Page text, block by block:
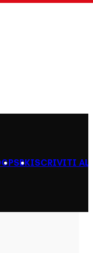
SBKISCRIVITI AL